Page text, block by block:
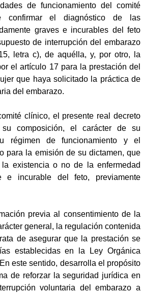
de funcionamiento del comité
confirmar el diagnóstico de las
graves e incurables del feto
de interrupción del embarazo
letra c), de aquélla, y, por otro, la
el artículo 17 para la prestación del
que haya solicitado la práctica de
del embarazo.
clínico, el presente real decreto
composición, el carácter de su
régimen de funcionamiento y el
para la emisión de su dictamen, que
existencia o no de la enfermedad
e incurable del feto, previamente
previa al consentimiento de la
general, la regulación contenida
de asegurar que la prestación se
establecidas en la Ley Orgánica
este sentido, desarrolla el propósito
de reforzar la seguridad jurídica en
voluntaria del embarazo a